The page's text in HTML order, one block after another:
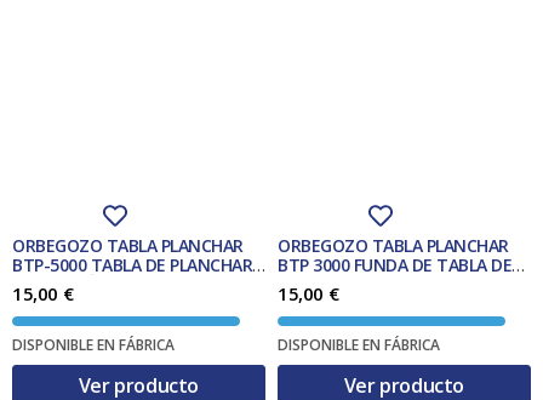
ORBEGOZO TABLA PLANCHAR
BTP-5000 TABLA DE PLANCHAR
DE TAMAÑO COMPLETO 1350 X
460 MM
15,00 €
DISPONIBLE EN FÁBRICA
Ver producto
ORBEGOZO TABLA PLANCHAR
BTP 3000 FUNDA DE TABLA DE
PLANCHAR FUNDA ACOLCHADA
PARA TABLA DE PLANCHAR
ALGODIN AZUL
15,00 €
DISPONIBLE EN FÁBRICA
Ver producto